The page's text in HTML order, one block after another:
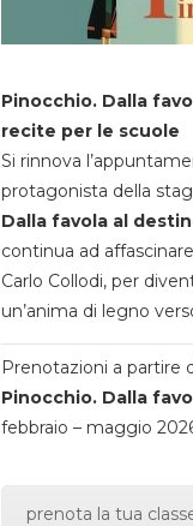
Pinocchio. Dalla
recite per le scuole
Si rinnova
protagonista della
Dalla favola al
continua ad
Carlo Collodi, per
un’anima di legno
Prenotazioni a partire
Pinocchio. Dalla
febbraio – maggio
prenota la tua